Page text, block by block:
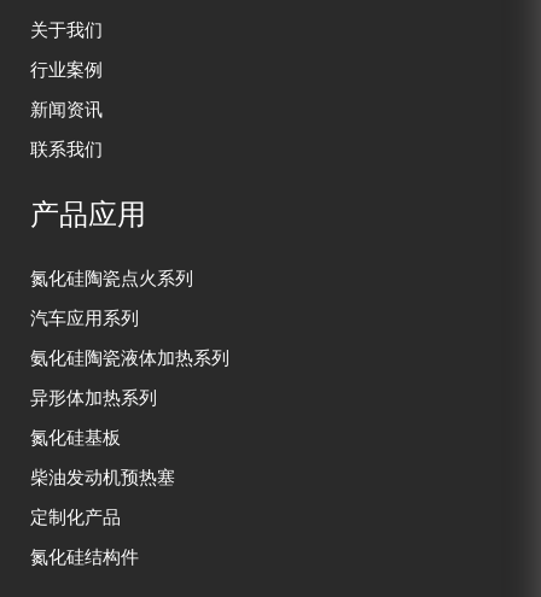
关于我们
行业案例
新闻资讯
联系我们
产品应用
氮化硅陶瓷点火系列
汽车应用系列
氨化硅陶瓷液体加热系列
异形体加热系列
氮化硅基板
柴油发动机预热塞
定制化产品
氮化硅结构件